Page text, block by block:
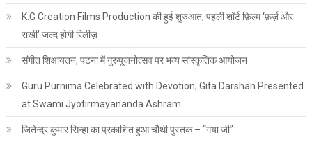
K.G Creation Films Production की हुई शुरुआत, पहली शॉर्ट फ़िल्म ‘फ़र्ज़ और
राखी’ जल्द होगी रिलीज़
संगीत शिक्षायतन, पटना में गुरुपूजनोत्सव पर भव्य सांस्कृतिक आयोजन
Guru Purnima Celebrated with Devotion; Gita Darshan Presented
at Swami Jyotirmayananda Ashram
जितेन्द्र कुमार सिन्हा का प्रकाशित हुआ चौथी पुस्तक – “गया जी”